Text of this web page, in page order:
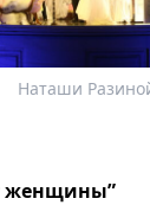
Наташи
женщины”